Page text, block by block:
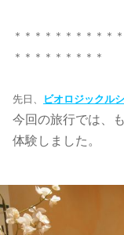
＊＊＊＊＊＊＊＊＊＊
＊＊＊＊＊＊＊＊＊
先日、 ビオロジックル
今回の旅行では、
体験しました。